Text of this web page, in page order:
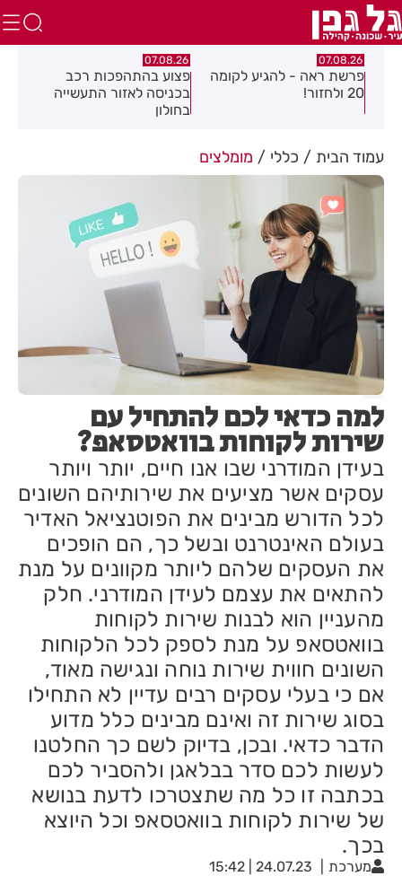
07.08.26
פרשת ראה - להגיע לקומה
20 ולחזור!
07.08.26
פצוע בהתהפכות רכב
בכניסה לאזור התעשייה
בחולון
עמוד הבית כללי מומלצים
למה כדאי לכם להתחיל עם
שירות לקוחות בוואטסאפ?
בעידן המודרני שבו אנו חיים, יותר ויותר
עסקים אשר מציעים את שירותיהם השונים
לכל הדורש מבינים את הפוטנציאל האדיר
בעולם האינטרנט ובשל כך, הם הופכים
את העסקים שלהם ליותר מקוונים על מנת
להתאים את עצמם לעידן המודרני. חלק
מהעניין הוא לבנות שירות לקוחות
בוואטסאפ על מנת לספק לכל הלקוחות
השונים חווית שירות נוחה ונגישה מאוד,
אם כי בעלי עסקים רבים עדיין לא התחילו
בסוג שירות זה ואינם מבינים כלל מדוע
הדבר כדאי. ובכן, בדיוק לשם כך החלטנו
לעשות לכם סדר בבלאגן ולהסביר לכם
בכתבה זו כל מה שתצטרכו לדעת בנושא
של שירות לקוחות בוואטסאפ וכל היוצא
בכך.
מערכת 24.07.23 | 15:42